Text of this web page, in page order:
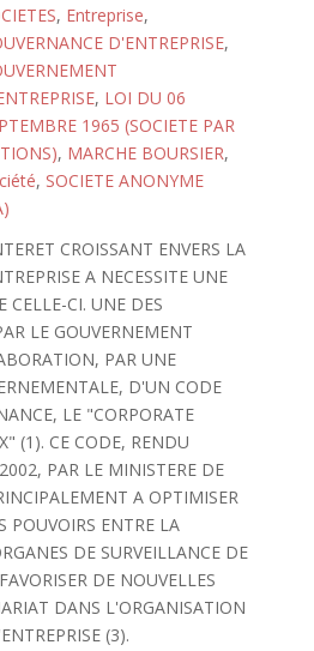
, Entreprise,
D'ENTREPRISE,
, LOI DU 06
1965 (SOCIETE PAR
, MARCHE BOURSIER,
, SOCIETE ANONYME
CROISSANT ENVERS LA
A NECESSITE UNE
CELLE-CI. UNE DES
LE GOUVERNEMENT
PAR UNE
D'UN CODE
LE "CORPORATE
(1). CE CODE, RENDU
PAR LE MINISTERE DE
A OPTIMISER
POUVOIRS ENTRE LA
DE SURVEILLANCE DE
DE NOUVELLES
DANS L'ORGANISATION
(3).